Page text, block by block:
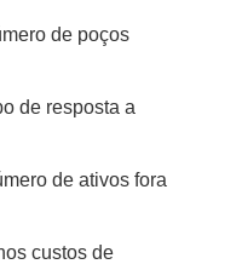
de poços
de resposta a
de ativos fora
custos de